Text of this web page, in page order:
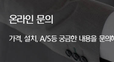
온라인 문의
가격, 설치, A/S등 궁금한 내용을 문의